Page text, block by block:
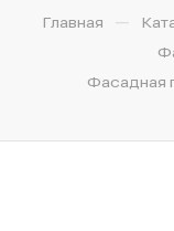
Главная —
Фасадная